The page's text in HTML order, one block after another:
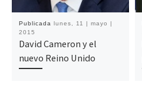
Publicada
lunes, 11 | mayo |
2015
David Cameron y el
nuevo Reino Unido